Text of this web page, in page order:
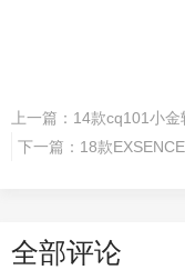
上一篇： 14款cq101小
下一篇： 18款
全部评论